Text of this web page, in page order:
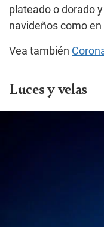
plateado o dorado
navideños como
Vea también
Luces y velas